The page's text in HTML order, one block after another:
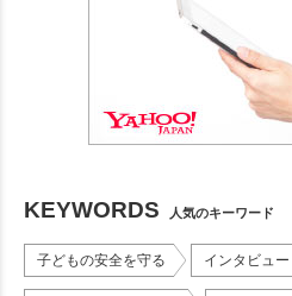
KEYWORDS 人気のキーワード
子どもの安全を守る インタビュー